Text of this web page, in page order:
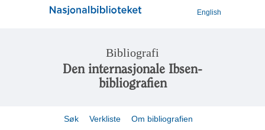
English
Bibliografi
Den internasjonale Ibsen-
bibliografien
Søk Verkliste Om bibliografien